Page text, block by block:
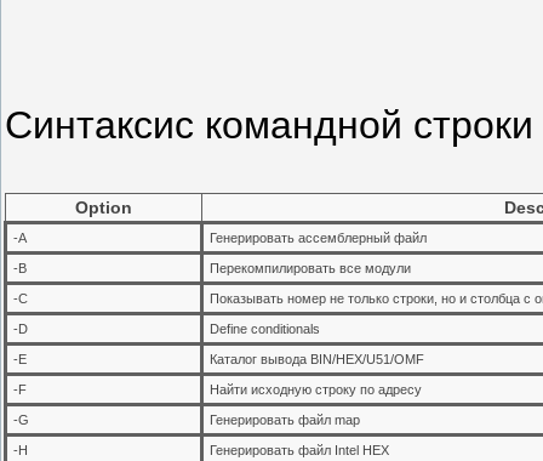
Синтаксис командной
Option
-A Генерировать ассемблерный файл
-B Перекомпилировать все модули
-C Показывать номер не только строки, но и столбца с
-D Define conditionals
-E Каталог вывода BIN/HEX/U51/OMF
-F Найти исходную строку по адресу
-G Генерировать файл map
-H Генерировать файл Intel HEX